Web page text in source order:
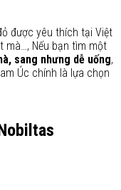
được yêu thích tại Việt
mà…, Nếu bạn tìm một
sang nhưng dễ uống,
Úc chính là lựa chọn